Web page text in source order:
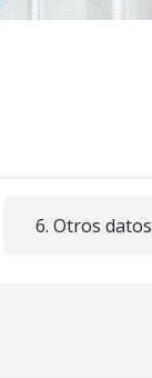
6. Otros datos